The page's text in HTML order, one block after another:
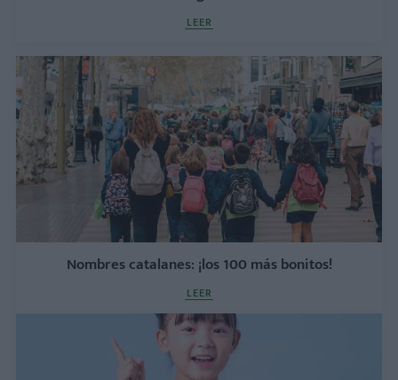
LEER
Nombres catalanes: ¡los 100 más bonitos!
LEER